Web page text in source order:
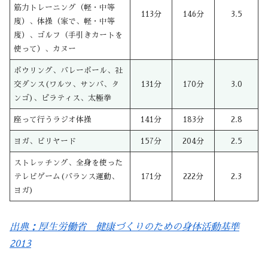
筋力トレーニング（軽・中等
度）、体操（家で、軽・中等
度）、ゴルフ（手引きカートを
使って）、カヌー
113分 146分 3.5
ボウリング、バレーボール、社
交ダンス(ワルツ、サンバ、タ
ンゴ)、ピラティス、太極拳
131分 170分 3.0
座って行うラジオ体操 141分 183分 2.8
ヨガ、ビリヤード 157分 204分 2.5
ストレッチング、全身を使った
テレビゲーム(バランス運動、
ヨガ)
171分 222分 2.3
出典：厚生労働省 健康づくりのための身体活動基準
2013